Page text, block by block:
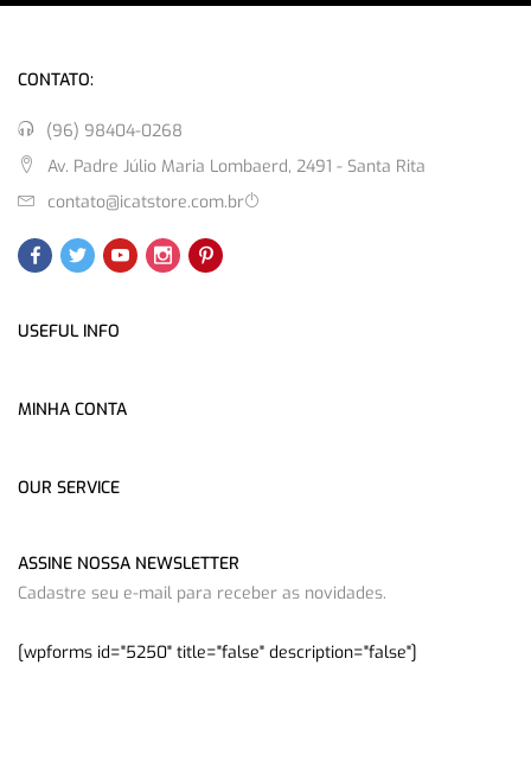
CONTATO:
(96) 98404-0268
Av. Padre Júlio Maria Lombaerd, 2491 - Santa Rita
contato@icatstore.com.br
USEFUL INFO
MINHA CONTA
OUR SERVICE
ASSINE NOSSA NEWSLETTER
Cadastre seu e-mail para receber as novidades.
[wpforms id="5250" title="false" description="false"]